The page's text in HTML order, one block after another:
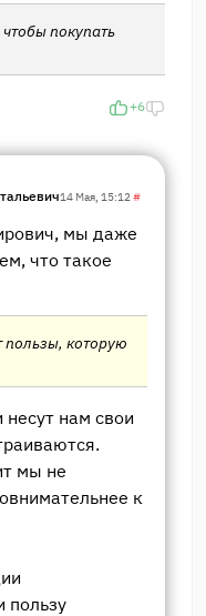
покупать
+6
14 Мая, 15:12 #
мы даже
что такое
пользы, которую
нам свои
мы не
к
пользу